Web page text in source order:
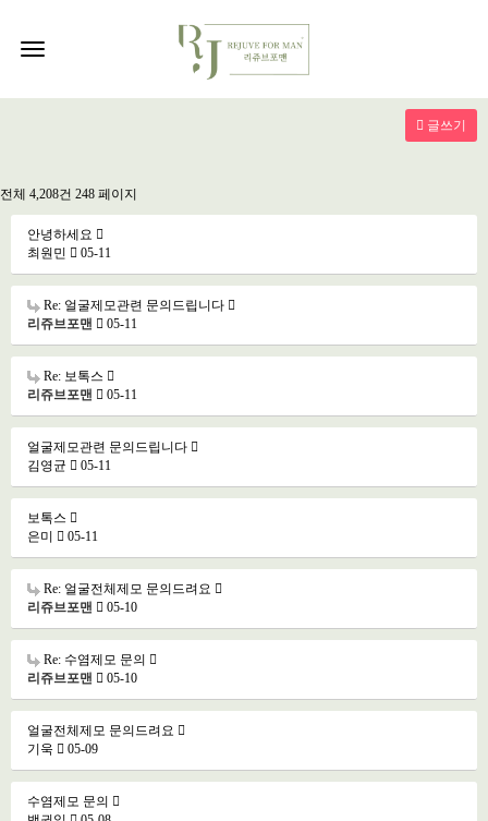
Toggle
글쓰기
전체 4,208건 248 페이지
안녕하세요
최원민
05-11
Re: 얼굴제모관련 문의드립니다
리쥬브포맨
05-11
Re: 보톡스
리쥬브포맨
05-11
얼굴제모관련 문의드립니다
김영균
05-11
보톡스
은미
05-11
Re: 얼굴전체제모 문의드려요
리쥬브포맨
05-10
Re: 수염제모 문의
리쥬브포맨
05-10
얼굴전체제모 문의드려요
기욱
05-09
수염제모 문의